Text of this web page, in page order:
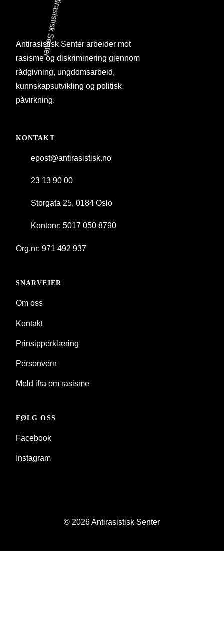
Antirasistisk Senter arbeider mot
rasisme og diskriminering gjennom
rådgivning, ungdomsarbeid,
kunnskapsutvikling og politisk
påvirkning.
KONTAKT
epost@antirasistisk.no
23 13 90 00
Storgata 25, 0184 Oslo
Kontonr: 5017 050 8790
Org.nr: 971 492 937
SNARVEIER
Om oss
Kontakt
Prinsipperklæring
Personvern
Meld ifra om rasisme
FØLG OSS
Facebook
Instagram
© 2026 Antirasistisk Senter